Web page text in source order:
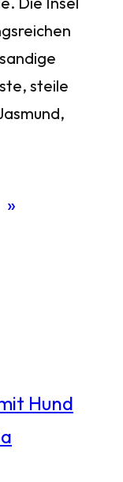
steile
»
Hund